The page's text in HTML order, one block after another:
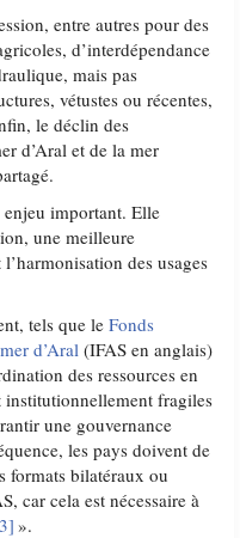
entre autres pour des
d’interdépendance
mais pas
vétustes ou récentes,
le déclin des
d’Aral et de la mer
important. Elle
une meilleure
des usages
tels que leFonds
d’Aral (IFAS en anglais)
des ressources en
institutionnellement fragiles
une gouvernance
les pays doivent de
formats bilatéraux ou
car cela est nécessaire à
».